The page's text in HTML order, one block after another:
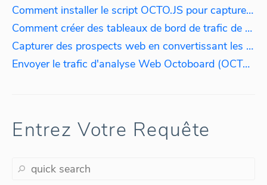
Comment installer le script OCTO.JS pour capturer le trafic web
Comment créer des tableaux de bord de trafic de site web en temps réel en utilisant le script OCTO.JS
Capturer des prospects web en convertissant les adresses IP des visiteurs en noms d'entreprise
Envoyer le trafic d'analyse Web Octoboard (OCTO.JS) vers l'analyse des données PPC
Entrez Votre Requête